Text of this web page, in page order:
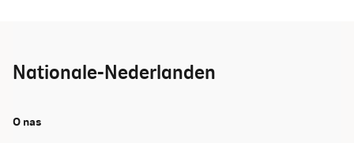
Nationale-Nederlanden
O nas